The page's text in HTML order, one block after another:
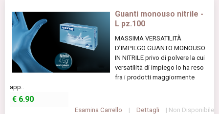
Guanti monouso nitrile -
L pz.100
MASSIMA VERSATILITÀ
D’IMPIEGO GUANTO MONOUSO
IN NITRILE privo di polvere la cui
versatilità di impiego lo ha reso
fra i prodotti maggiormente
app..
€ 6.90
Esamina Carrello | Dettagli | Non Disponibile